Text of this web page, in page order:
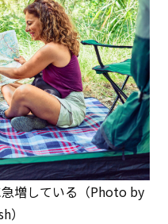
増している（Photo by
）